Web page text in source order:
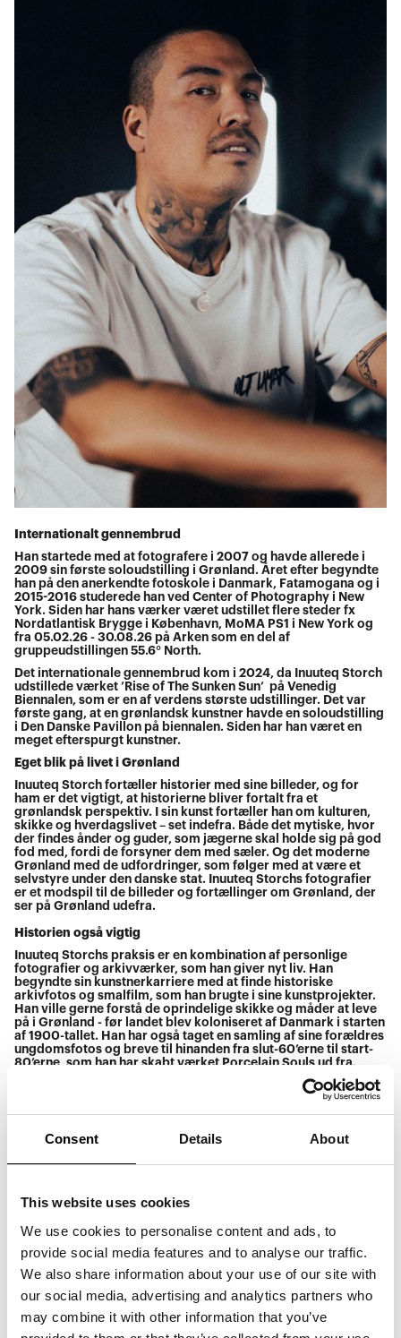
Consent Details About
This website uses cookies
We use cookies to personalise content and ads, to
provide social media features and to analyse our traffic.
We also share information about your use of our site with
our social media, advertising and analytics partners who
may combine it with other information that you’ve
Internationalt gennembrud
Han startede med at fotografere i 2007 og havde allerede i
2009 sin første soloudstilling i Grønland. Året efter begyndte
han på den anerkendte fotoskole i Danmark, Fatamogana og i
2015-2016 studerede han ved Center of Photography i New
York. Siden har hans værker været udstillet flere steder fx
Nordatlantisk Brygge i København, MoMA PS1 i New York og
fra 05.02.26 - 30.08.26 på Arken som en del af
gruppeudstillingen 55.6° North.
Det internationale gennembrud kom i 2024, da Inuuteq Storch
udstillede værket ’Rise of The Sunken Sun’ på Venedig
Biennalen, som er en af verdens største udstillinger. Det var
første gang, at en grønlandsk kunstner havde en soloudstilling
i Den Danske Pavillon på biennalen. Siden har han været en
meget efterspurgt kunstner.
Eget blik på livet i Grønland
Inuuteq Storch fortæller historier med sine billeder, og for
ham er det vigtigt, at historierne bliver fortalt fra et
grønlandsk perspektiv. I sin kunst fortæller han om kulturen,
skikke og hverdagslivet – set indefra. Både det mytiske, hvor
der findes ånder og guder, som jægerne skal holde sig på god
fod med, fordi de forsyner dem med sæler. Og det moderne
Grønland med de udfordringer, som følger med at være et
selvstyre under den danske stat. Inuuteq Storchs fotografier
er et modspil til de billeder og fortællinger om Grønland, der
ser på Grønland udefra.
Historien også vigtig
Inuuteq Storchs praksis er en kombination af personlige
fotografier og arkivværker, som han giver nyt liv. Han
begyndte sin kunstnerkarriere med at finde historiske
arkivfotos og smalfilm, som han brugte i sine kunstprojekter.
Han ville gerne forstå de oprindelige skikke og måder at leve
på i Grønland - før landet blev koloniseret af Danmark i starten
af 1900-tallet. Han har også taget en samling af sine forældres
ungdomsfotos og breve til hinanden fra slut-60’erne til start-
80’erne, som han har skabt værket Porcelain Souls ud fra.
Værker fra fotoserien What If You Were My Sabine? bliver
og fortæller en
kærlighedshistorie om et land (Grønland) og en kvinde.